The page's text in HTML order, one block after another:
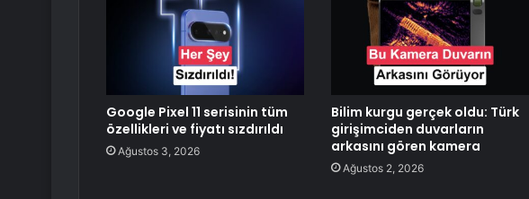
Google Pixel 11 serisinin tüm
özellikleri ve fiyatı sızdırıldı
Ağustos 3, 2026
Bilim kurgu gerçek oldu: Türk
girişimciden duvarların
arkasını gören kamera
Ağustos 2, 2026